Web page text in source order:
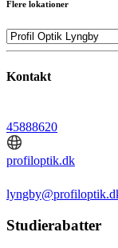
Flere lokationer
Kontakt
45888620
profiloptik.dk
Studierabatter